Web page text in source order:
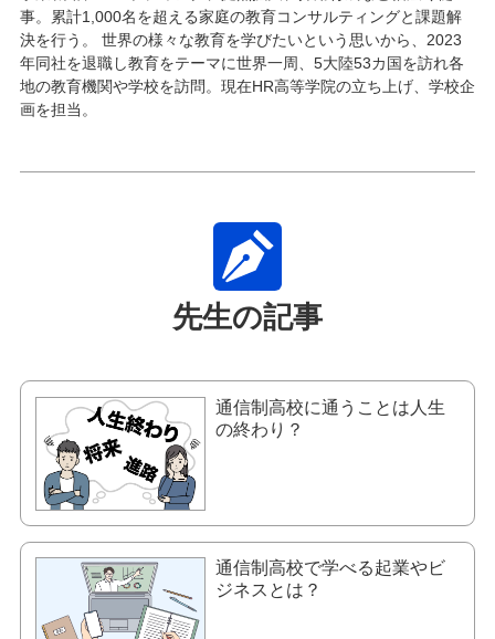
事。累計1,000名を超える家庭の教育コンサルティングと課題解
決を行う。 世界の様々な教育を学びたいという思いから、2023
年同社を退職し教育をテーマに世界一周、5大陸53カ国を訪れ各
地の教育機関や学校を訪問。現在HR高等学院の立ち上げ、学校企
画を担当。
先生の記事
通信制高校に通うことは人生
の終わり？
通信制高校で学べる起業やビ
ジネスとは？